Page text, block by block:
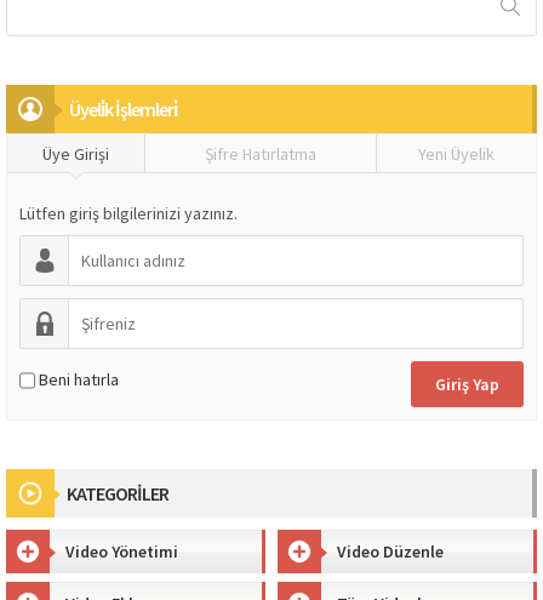
Üyeli̇k İşlemleri̇
Üye Girişi Şifre Hatırlatma Yeni Üyelik
Lütfen giriş bilgilerinizi yazınız.
Beni hatırla
KATEGORİLER
Video Yönetimi Video Düzenle